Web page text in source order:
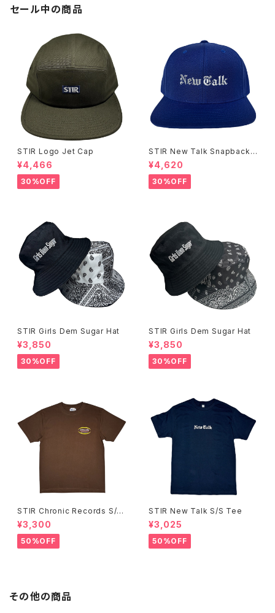
セール中の商品
STIR Logo Jet Cap
¥4,466
30%OFF
STIR New Talk Snapback
Cap
¥4,620
30%OFF
STIR Girls Dem Sugar Hat
¥3,850
30%OFF
STIR Girls Dem Sugar Hat
¥3,850
30%OFF
STIR Chronic Records S/S
Tee
¥3,300
50%OFF
STIR New Talk S/S Tee
¥3,025
50%OFF
その他の商品